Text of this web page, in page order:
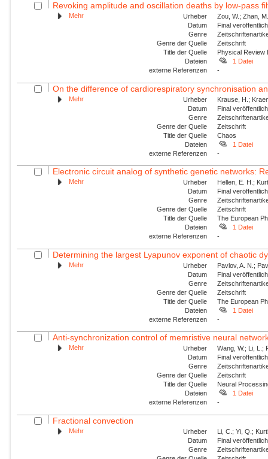
Revoking amplitude and oscillation deaths by low-pass
Mehr Urheber
Zou, W.; Zhan,
Datum
Final
Genre
Genre der Quelle
Zeitschrift
Title der Quelle
Physical Review
Dateien
1 Datei
externe Referenzen
-
On the difference of cardiorespiratory synchronisation
Mehr Urheber
Krause, H.;
Datum
Final
Genre
Genre der Quelle
Zeitschrift
Title der Quelle
Chaos
Dateien
1 Datei
externe Referenzen
-
Electronic circuit analog of synthetic genetic networks:
Mehr Urheber
Hellen, E. H.;
Datum
Final
Genre
Genre der Quelle
Zeitschrift
Title der Quelle
The European
Dateien
1 Datei
externe Referenzen
-
Determining the largest Lyapunov exponent of chaotic
Mehr Urheber
Pavlov, A. N.;
Datum
Final
Genre
Genre der Quelle
Zeitschrift
Title der Quelle
The European
Dateien
1 Datei
externe Referenzen
-
Anti-synchronization control of memristive neural
Mehr Urheber
Wang, W.; Li, L.;
Datum
Final
Genre
Genre der Quelle
Zeitschrift
Title der Quelle
Neural
Dateien
1 Datei
externe Referenzen
-
Fractional convection
Mehr Urheber
Li, C.; Yi, Q.;
Datum
Final
Genre